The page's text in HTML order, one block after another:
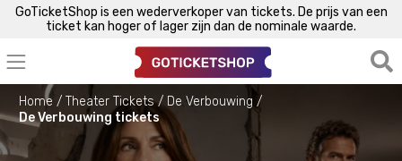
GoTicketShop is een wederverkoper van tickets. De prijs van een
ticket kan hoger of lager zijn dan de nominale waarde.
Home Theater Tickets
De Verbouwing
De Verbouwing tickets